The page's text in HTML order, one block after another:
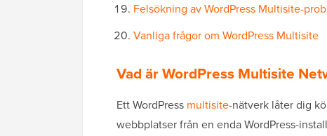
Felsökning av WordPress Multisite-
Vanliga frågor om WordPress Multisite
Vad är WordPress Multisite
Ett WordPress multisite-nätverk låter dig
webbplatser från en enda WordPress-